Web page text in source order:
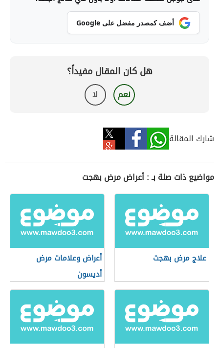
أضف كمصدر مفضل على Google
هل كان المقال مفيداً؟
نعم لا
شارك المقالة
مواضيع ذات صلة بـ : أعراض مرض بهجت
علاج مرض بهجت
أعراض وعلامات مرض
أديسون